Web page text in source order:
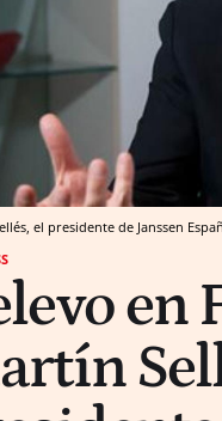
el presidente de Janssen